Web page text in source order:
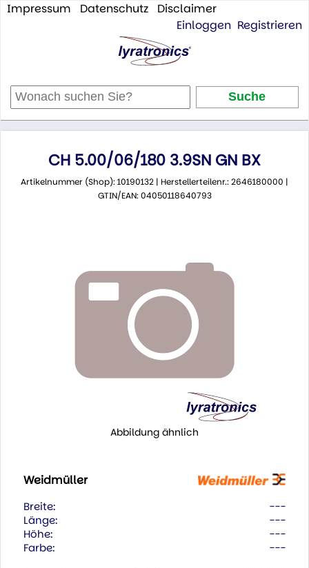
Impressum Datenschutz
Disclaimer
Einloggen Registrieren
CH 5.00/06/180 3.9SN GN BX
Artikelnummer (Shop): 10190132 | Herstellerteilenr.: 2646180000 |
GTIN/EAN: 04050118640793
Abbildung ähnlich
Weidmüller
Breite:
---
Länge:
---
Höhe:
---
Farbe:
---